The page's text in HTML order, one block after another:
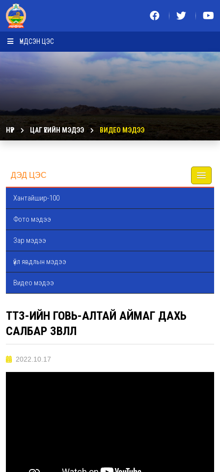
ҮНДСЭН ЦЭС
НҮҮР ЦАГ ҮЕИЙН МЭДЭЭ ВИДЕО МЭДЭЭ
ДЭД ЦЭС
Хантайшир-100
Фото мэдээ
Зар мэдээ
үйл явдлын мэдээ
Видео мэдээ
ТТЗ-ИЙН ГОВЬ-АЛТАЙ АЙМАГ ДАХЬ
САЛБАР ЗӨВЛӨЛ
2022.10.17